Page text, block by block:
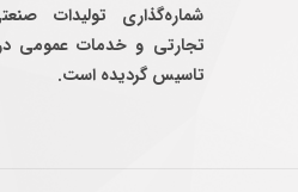
شماره‌گذاری توليدات
تاسيس گرديده است.